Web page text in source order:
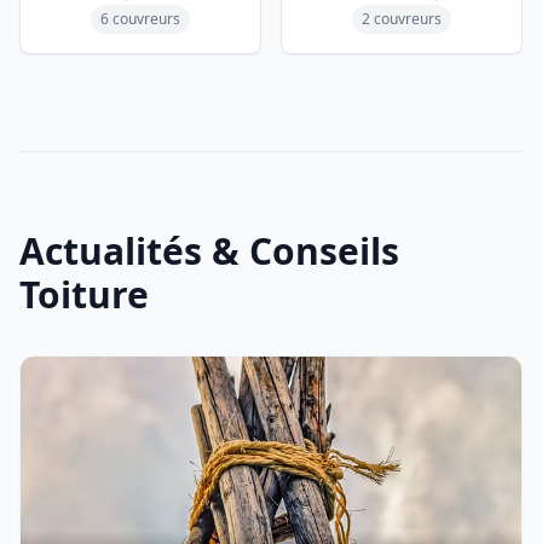
6 couvreurs 2 couvreurs
Actualités & Conseils
Toiture